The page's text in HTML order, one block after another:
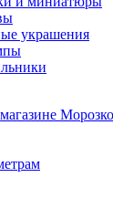
украшения